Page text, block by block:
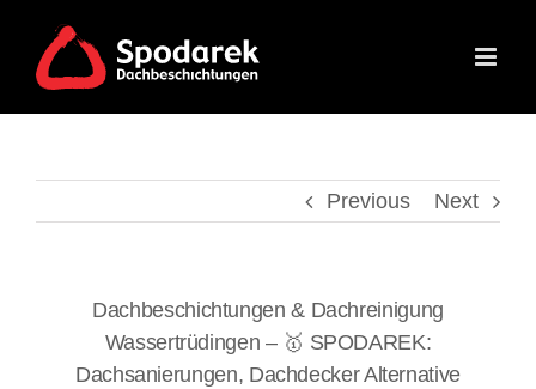
content
Previous Next
Dachbeschichtungen & Dachreinigung
Wassertrüdingen – 🥇 SPODAREK:
Dachsanierungen, Dachdecker Alternative